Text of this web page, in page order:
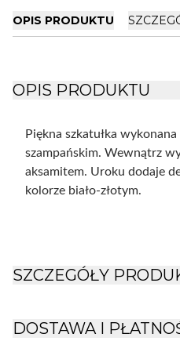
OPIS PRODUKTU
OPIS PRODUKTU
Piękna szkatułka
szampańskim. Wewnątrz
aksamitem. Uroku dodaje
kolorze biało-złotym.
SZCZEGÓŁY
DOSTAWA I